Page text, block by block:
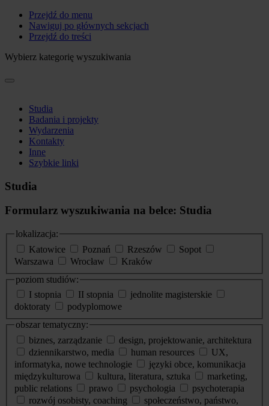
Przejdź do menu
Nawiguj po głównych sekcjach
Przejdź do treści
Wybierz kategorię wyszukiwania
Studia
Badania i projekty
Wydarzenia
Kontakty
Inne
Szybkie linki
Studia
Formularz wyszukiwania na belce: Studia
lokalizacja:
Katowice
Poznań Rzeszów
Sopot
Warszawa
Wrocław
Kraków
poziom studiów:
I stopnia
II stopnia
jednolite magisterskie
doktoraty
podyplomowe
obszar tematyczny:
biznes, zarządzanie
design, projektowanie, architektura
dziennikarstwo, media
human resources
UX,
informatyka, nowe technologie
języki obce, komunikacja
międzykulturowa
kultura, literatura, sztuka
marketing,
public relations
prawo psychologia
psychoterapia
rozwój osobisty, coaching
społeczeństwo, państwo,